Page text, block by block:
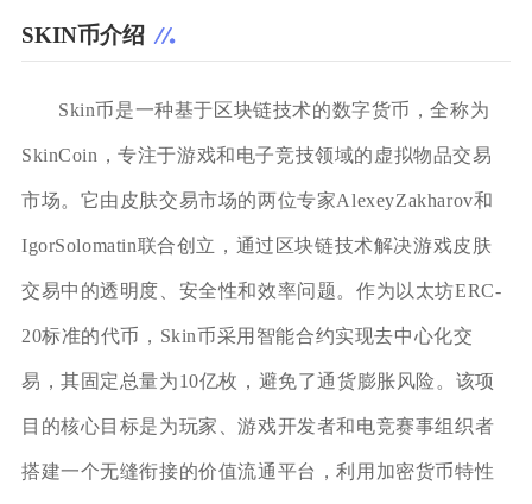
SKIN币介绍
Skin币是一种基于区块链技术的数字货币，全称为
SkinCoin，专注于游戏和电子竞技领域的虚拟物品交易
市场。它由皮肤交易市场的两位专家AlexeyZakharov和
IgorSolomatin联合创立，通过区块链技术解决游戏皮肤
交易中的透明度、安全性和效率问题。作为以太坊ERC-
20标准的代币，Skin币采用智能合约实现去中心化交
易，其固定总量为10亿枚，避免了通货膨胀风险。该项
目的核心目标是为玩家、游戏开发者和电竞赛事组织者
搭建一个无缝衔接的价值流通平台，利用加密货币特性